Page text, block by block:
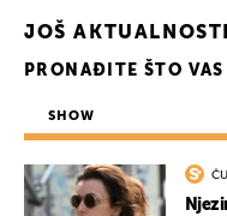
JOŠ AKTUALNOSTI
PRONAĐITE ŠTO
SHOW